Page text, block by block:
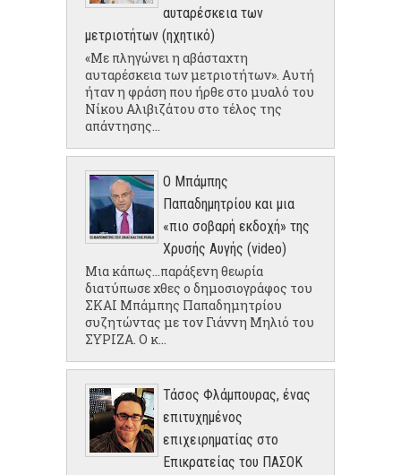
αυταρέσκεια των
μετριοτήτων (ηχητικό)
«Με πληγώνει η αβάσταχτη
αυταρέσκεια των μετριοτήτων». Αυτή
ήταν η φράση που ήρθε στο μυαλό του
Νίκου Αλιβιζάτου στο τέλος της
απάντησης...
Ο Μπάμπης
Παπαδημητρίου και μια
«πιο σοβαρή εκδοχή» της
Χρυσής Αυγής (video)
Μια κάπως...παράξενη θεωρία
διατύπωσε χθες ο δημοσιογράφος του
ΣΚΑΙ Μπάμπης Παπαδημητρίου
συζητώντας με τον Γιάννη Μηλιό του
ΣΥΡΙΖΑ. Ο κ...
Τάσος Φλάμπουρας, ένας
επιτυχημένος
επιχειρηματίας στο
Επικρατείας του ΠΑΣΟΚ